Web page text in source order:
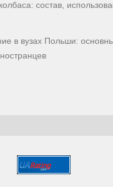
состав,
в вузах Польши: